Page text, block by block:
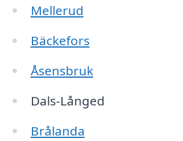
Mellerud
Bäckefors
Åsensbruk
Dals-Långed
Brålanda